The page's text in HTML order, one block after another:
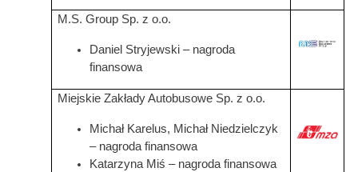
M.S. Group Sp. z o.o.
Daniel Stryjewski – nagroda
finansowa
Grafika
Miejskie Zakłady Autobusowe Sp. z o.o.
Michał Karelus, Michał Niedzielczyk
– nagroda finansowa
Katarzyna Miś – nagroda finansowa
Grafika